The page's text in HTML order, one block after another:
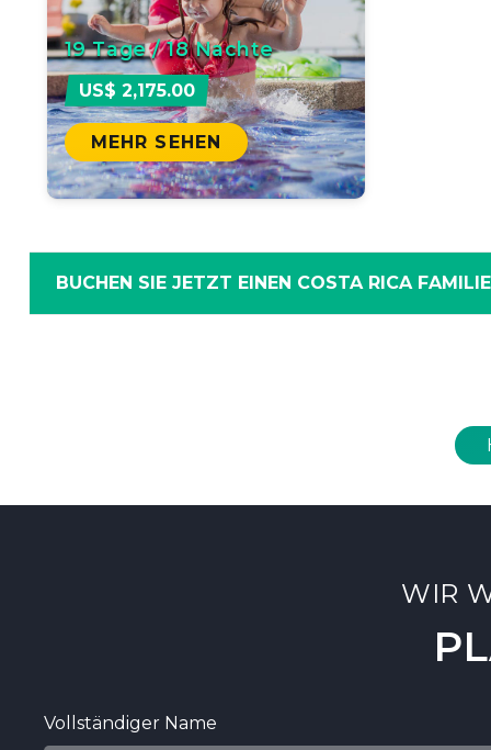
19 Tage / 18 Nachte
US$ 2,175.00
MEHR SEHEN
BUCHEN SIE JETZT EINEN COSTA RICA
WIR
Vollständiger Name